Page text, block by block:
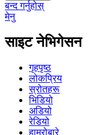
बन्द गर्नुहोस्
मेनु
साइट नेभिगेसन
गृहपृष्ठ
लोकप्रिय
स्रोतहरू
भिडियो
अडियो
रेडियो
हाम्रोबारे